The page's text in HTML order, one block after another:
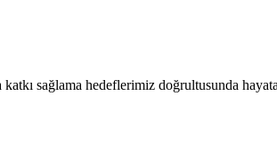
sağlama hedeflerimiz doğrultusunda